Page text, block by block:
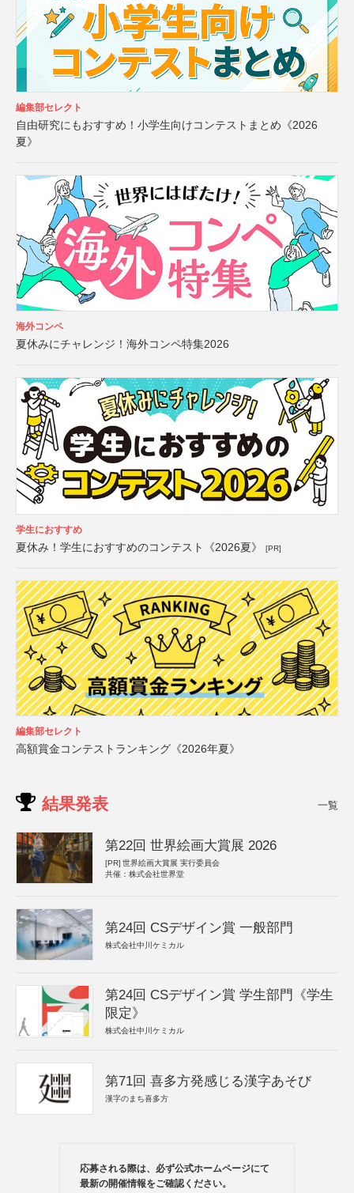
編集部セレクト
自由研究にもおすすめ！小学生向けコンテストまとめ《2026
夏》
海外コンペ
夏休みにチャレンジ！海外コンペ特集2026
学生におすすめ
夏休み！学生におすすめのコンテスト《2026夏》 [PR]
編集部セレクト
高額賞金コンテストランキング《2026年夏》
結果発表 一覧
第22回 世界絵画大賞展 2026
[PR] 世界絵画大賞展 実行委員会
共催：株式会社世界堂
第24回 CSデザイン賞 一般部門
株式会社中川ケミカル
第24回 CSデザイン賞 学生部門《学生
限定》
株式会社中川ケミカル
第71回 喜多方発感じる漢字あそび
漢字のまち喜多方
応募される際は、必ず公式ホームページにて
最新の開催情報をご確認ください。